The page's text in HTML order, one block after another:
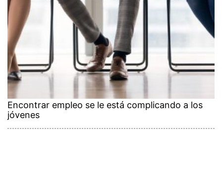
Encontrar empleo se le está complicando a los
jóvenes